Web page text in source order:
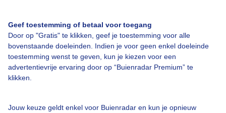
Geef toestemming of betaal voor toegang
Door op "Gratis" te klikken, geef je toestemming voor alle
bovenstaande doeleinden. Indien je voor geen enkel doeleinde
toestemming wenst te geven, kun je kiezen voor een
advertentievrije ervaring door op “Buienradar Premium” te
klikken.
Jouw keuze geldt enkel voor Buienradar en kun je opnieuw
Contact
Toegankelijkheid
Gebruikersvoorwaarden
Buienradar Team